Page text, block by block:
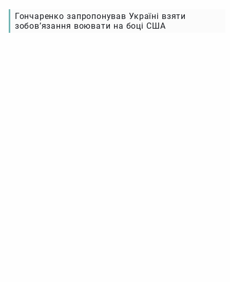
Гончаренко запропонував Україні взяти
зобов’язання воювати на боці США